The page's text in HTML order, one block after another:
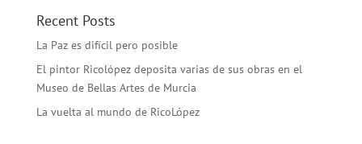
Recent Posts
La Paz es difícil pero posible
El pintor Ricolópez deposita varias de sus obras en el
Museo de Bellas Artes de Murcia
La vuelta al mundo de RicoLópez